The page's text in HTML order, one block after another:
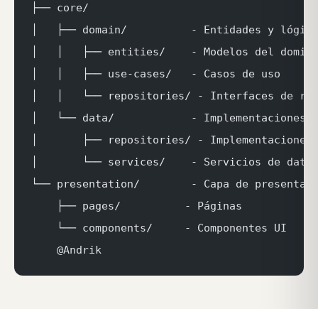
├── core/
│   ├── domain/          - Entidades y lógica
│   │   ├── entities/    - Modelos del
│   │   ├── use-cases/   - Casos de uso
│   │   └── repositories/ - Interfaces de
│   └── data/            - Implementaciones
│       ├── repositories/ -
│       └── services/    - Servicios de datos
└── presentation/        - Capa de
    ├── pages/          - Páginas
    └── components/     - Componentes UI
    @Andrik